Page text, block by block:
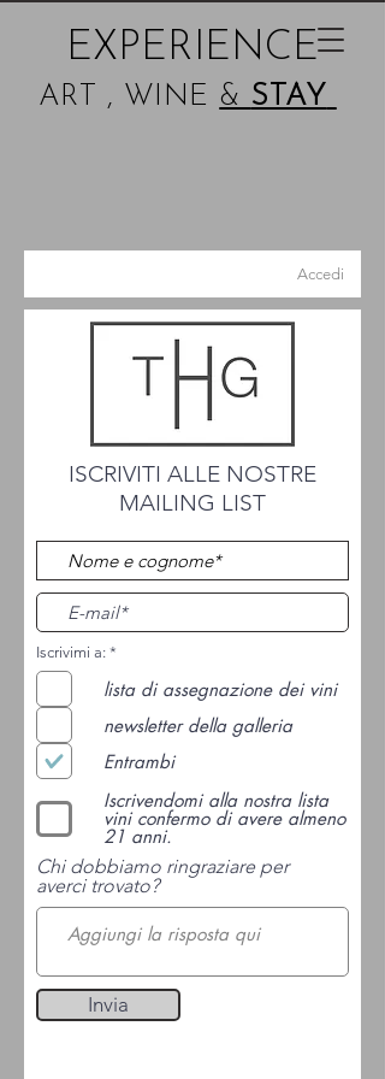
EXPERIENCE
ART , WINE & STAY
Accedi
ISCRIVITI ALLE NOSTRE
MAILING LIST
Iscrivimi a: *
b
l
g
t
i
o
lista di assegnazione dei vini
newsletter della galleria
Entrambi
Iscrivendomi alla nostra lista
vini confermo di avere almeno
21 anni.
Chi dobbiamo ringraziare per
averci trovato?
Invia